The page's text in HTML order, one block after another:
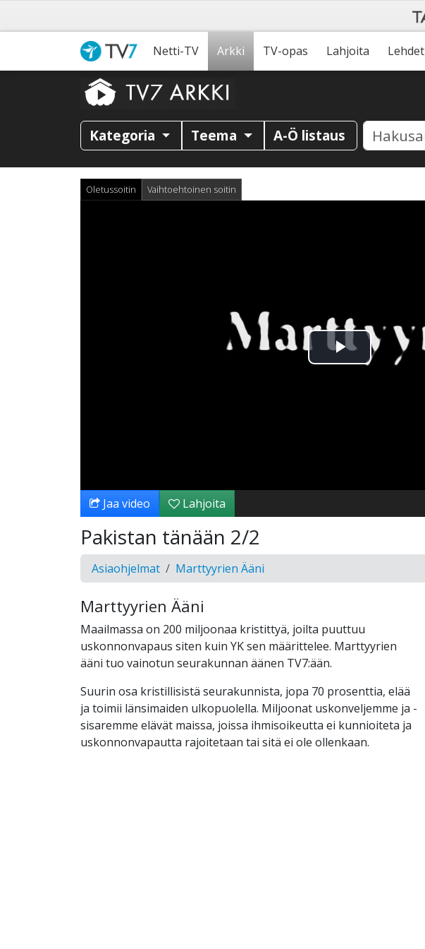
Netti-TV Arkki TV-opas Lahjoita Lehdet
Kategoria Teema A-Ö listaus
Oletussoitin Vaihtoehtoinen soitin
Toista
Jaa video Lahjoita
Pakistan tänään 2/2
Asiaohjelmat Marttyyrien Ääni
Marttyyrien Ääni
Maailmassa on 200 miljoonaa kristittyä, joilta puuttuu
uskonnonvapaus siten kuin YK sen määrittelee. Marttyyrien
ääni tuo vainotun seurakunnan äänen TV7:ään.
Suurin osa kristillisistä seurakunnista, jopa 70 prosenttia, elää
ja toimii länsimaiden ulkopuolella. Miljoonat uskonveljemme ja -
sisaremme elävät maissa, joissa ihmisoikeutta ei kunnioiteta ja
uskonnonvapautta rajoitetaan tai sitä ei ole ollenkaan.